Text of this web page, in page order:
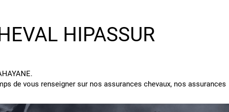
HIPASSUR
de vous renseigner sur nos assurances chevaux, nos assurances